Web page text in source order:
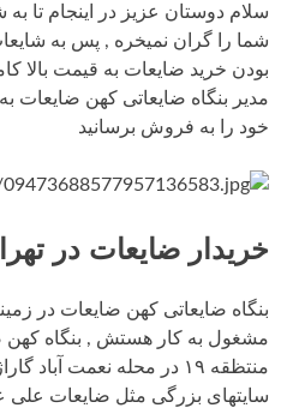
سلام دوستان عزیز در اینجام تا
شما را گران نمیخره , پس به
بودن خرید ضایعات به قیمت بالا
مدیر بنگاه ضایعاتی کهن ضایعات
خود را به فروش برسانید
خریدار ضایعات در
بنگاه ضایعاتی کهن ضایعات در
مشغول به کار هستش , بنگاه کهن
منتظقه ۱۹ در محله نعمت
سایتهای بزرگی مثل ضایعات علی